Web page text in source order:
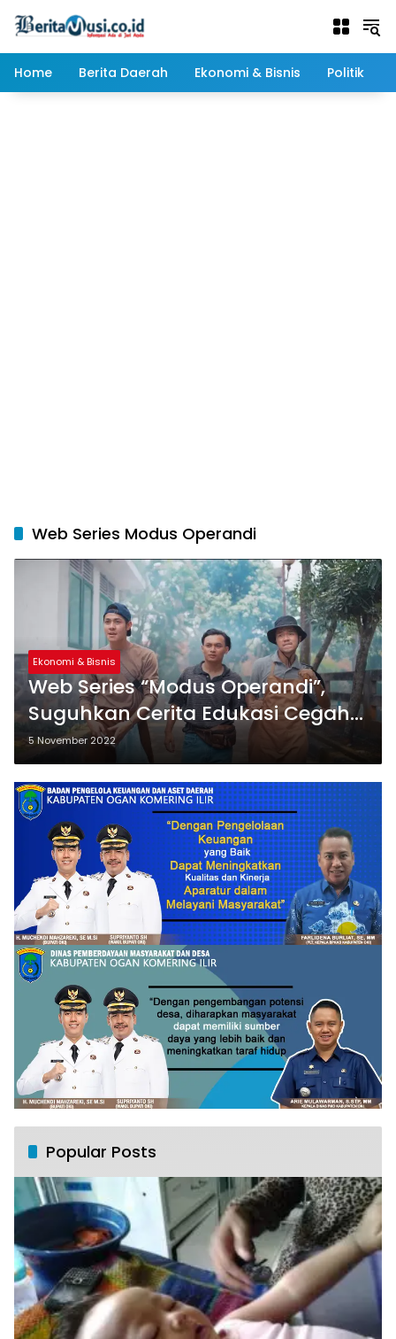
Home
Berita Daerah Ekonomi & Bisnis Politik
Web Series Modus Operandi
Ekonomi & Bisnis
Web Series “Modus Operandi”,
Suguhkan Cerita Edukasi Cegah
Social Engineering
5 November 2022
Popular Posts